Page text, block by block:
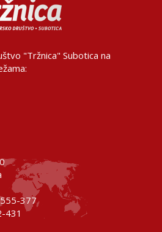
"Tržnica" Subotica na
377
431